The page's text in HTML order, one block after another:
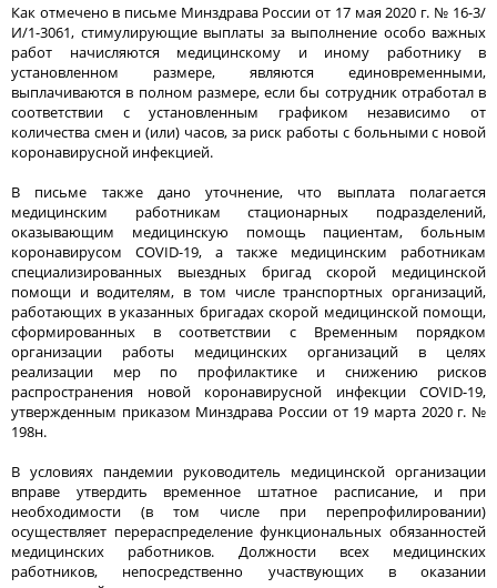
Как отмечено в письме Минздрава России от 17 мая 2020 г. № 16-3/
И/1-3061, стимулирующие выплаты за выполнение особо важных
работ начисляются медицинскому и иному работнику в
установленном размере, являются единовременными,
выплачиваются в полном размере, если бы сотрудник отработал в
соответствии с установленным графиком независимо от
количества смен и (или) часов, за риск работы с больными с новой
коронавирусной инфекцией.
В письме также дано уточнение, что выплата полагается
медицинским работникам стационарных подразделений,
оказывающим медицинскую помощь пациентам, больным
коронавирусом COVID-19, а также медицинским работникам
специализированных выездных бригад скорой медицинской
помощи и водителям, в том числе транспортных организаций,
работающих в указанных бригадах скорой медицинской помощи,
сформированных в соответствии с Временным порядком
организации работы медицинских организаций в целях
реализации мер по профилактике и снижению рисков
распространения новой коронавирусной инфекции COVID-19,
утвержденным приказом Минздрава России от 19 марта 2020 г. №
198н.
В условиях пандемии руководитель медицинской организации
вправе утвердить временное штатное расписание, и при
необходимости (в том числе при перепрофилировании)
осуществляет перераспределение функциональных обязанностей
медицинских работников. Должности всех медицинских
работников, непосредственно участвующих в оказании